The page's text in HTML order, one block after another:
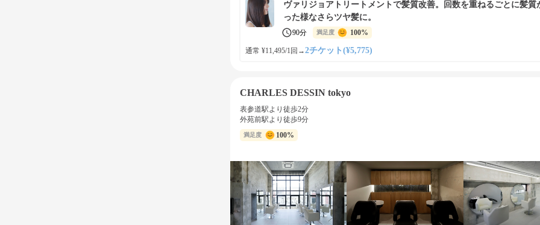
ヴァリジョアトリートメントで髪質改善。回数を重ねるごとに髪質
った様なさらツヤ髪に。
90分 満足度 100%
通常 ¥11,495/1回 →2チケット(¥5,775)
CHARLES DESSIN tokyo
表参道駅より徒歩2分
外苑前駅より徒歩9分
満足度 100%